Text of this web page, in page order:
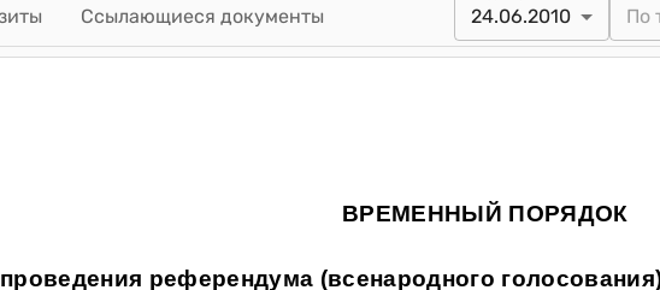
Ссылающиеся документы 24.06.2010